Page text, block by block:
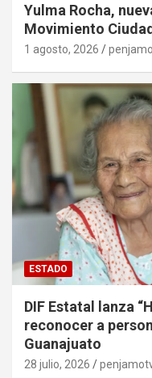
Yulma Rocha,
Movimiento
1 agosto, 2026
ESTADO
DIF Estatal lanza
reconocer a
Guanajuato
28 julio, 2026